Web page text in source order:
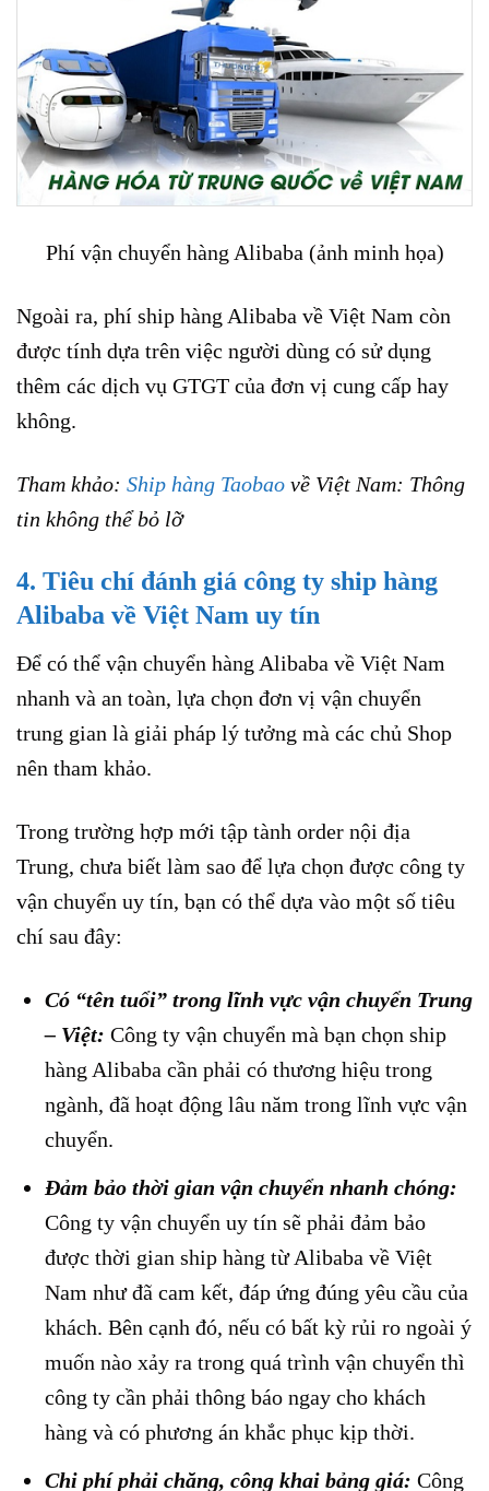
Phí vận chuyển hàng Alibaba (ảnh minh họa)
Ngoài ra, phí ship hàng Alibaba về Việt Nam còn
được tính dựa trên việc người dùng có sử dụng
thêm các dịch vụ GTGT của đơn vị cung cấp hay
không.
Tham khảo: Ship hàng Taobao về Việt Nam: Thông
tin không thể bỏ lỡ
4. Tiêu chí đánh giá công ty ship hàng
Alibaba về Việt Nam uy tín
Để có thể vận chuyển hàng Alibaba về Việt Nam
nhanh và an toàn, lựa chọn đơn vị vận chuyển
trung gian là giải pháp lý tưởng mà các chủ Shop
nên tham khảo.
Trong trường hợp mới tập tành order nội địa
Trung, chưa biết làm sao để lựa chọn được công ty
vận chuyển uy tín, bạn có thể dựa vào một số tiêu
chí sau đây:
Có “tên tuổi” trong lĩnh vực vận chuyển Trung
– Việt: Công ty vận chuyển mà bạn chọn ship
hàng Alibaba cần phải có thương hiệu trong
ngành, đã hoạt động lâu năm trong lĩnh vực vận
chuyển.
Đảm bảo thời gian vận chuyển nhanh chóng:
Công ty vận chuyển uy tín sẽ phải đảm bảo
được thời gian ship hàng từ Alibaba về Việt
Nam như đã cam kết, đáp ứng đúng yêu cầu của
khách. Bên cạnh đó, nếu có bất kỳ rủi ro ngoài ý
muốn nào xảy ra trong quá trình vận chuyển thì
công ty cần phải thông báo ngay cho khách
hàng và có phương án khắc phục kịp thời.
Chi phí phải chăng, công khai bảng giá: Công